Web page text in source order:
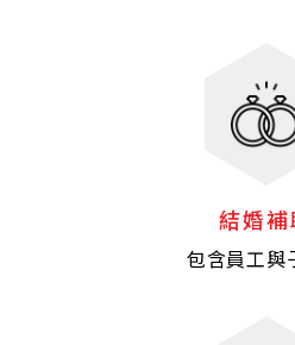
結婚補
包含員工與